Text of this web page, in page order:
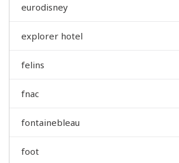
eurodisney
explorer hotel
felins
fnac
fontainebleau
foot